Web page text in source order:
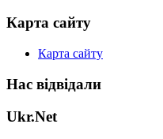
Карта сайту
Карта сайту
Нас відвідали
Ukr.Net